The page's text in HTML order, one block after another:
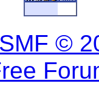
SMF ©